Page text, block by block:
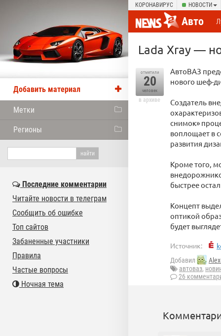
КОРОНАВИРУС НОВОСТИ
Авто
Lada Xray —
отметили
20
человек
в архиве
АвтоВАЗ
нового шеф-
Создатель
снимок»
воплощает в
развития
Кроме того,
быстрее
Концепт
оптикой
будет
Источник:
Добавил
автоваз,
26
Добавить материал
Метки
Регионы
Последние комментарии
Читайте новости в телеграм
Сообщить об ошибке
Топ сайтов
Забаненные участники
Правила
Частые вопросы
Ночная тема